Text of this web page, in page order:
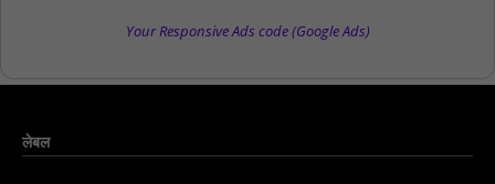
Your Responsive Ads code (Google Ads)
लेबल